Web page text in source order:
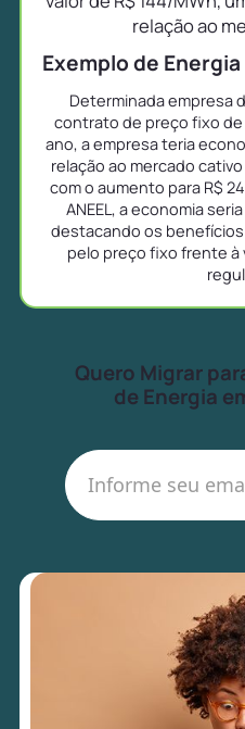
relação ao
Exemplo de
Determinada empresa
contrato de preço fixo de
ano, a empresa teria
relação ao mercado
com o aumento para R$
ANEEL, a economia
destacando os
pelo preço fixo frente à
Quero Migrar
de Energia